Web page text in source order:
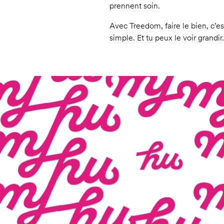
prennent soin.
Avec Treedom, faire le bien,
simple. Et tu peux le voir grandir.